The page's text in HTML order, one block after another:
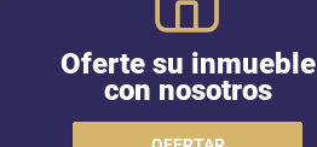
Oferte su inmueble
con nosotros